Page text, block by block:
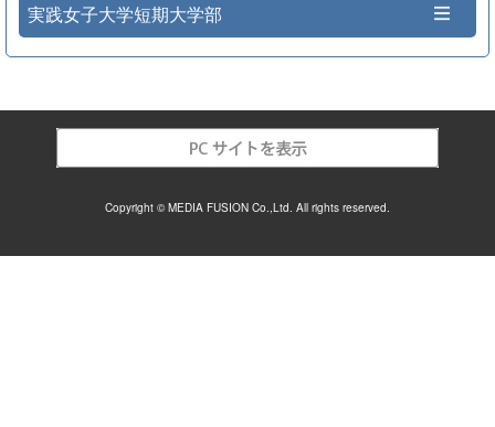
実践女子大学短期大学部
Copyright © MEDIA FUSION Co.,Ltd. All rights reserved.